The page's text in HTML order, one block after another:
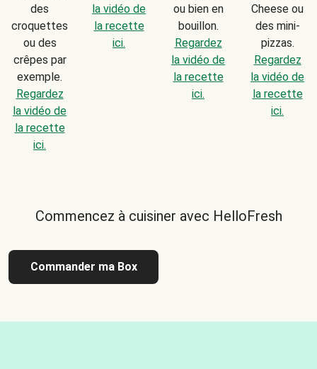
des
croquettes
ou des
crêpes par
exemple.
Regardez
la vidéo de
la recette
ici.
la vidéo de
la recette
ici.
ou bien en
bouillon.
Regardez
la vidéo de
la recette
ici.
Cheese ou
des mini-
pizzas.
Regardez
la vidéo de
la recette
ici.
Commencez à cuisiner avec HelloFresh
Commander ma Box